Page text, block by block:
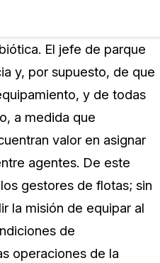
Atención Médica
PreciosRecursos
El jefe de parque
y, por supuesto, de que
y de todas
a medida que
valor en asignar
agentes. De este
gestores de flotas; sin
la misión de equipar al
de
operaciones de la